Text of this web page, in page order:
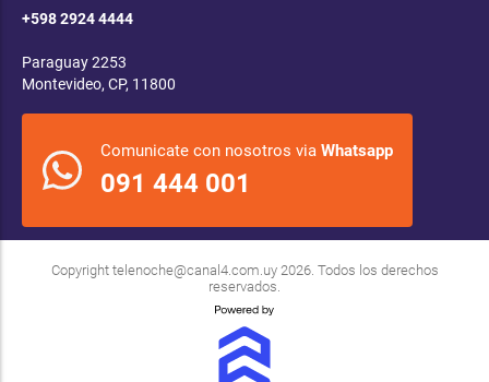
+598 2924 4444
Paraguay 2253
Montevideo, CP, 11800
Comunicate con nosotros via Whatsapp
091 444 001
Copyright telenoche@canal4.com.uy2026. Todos los derechos
reservados.